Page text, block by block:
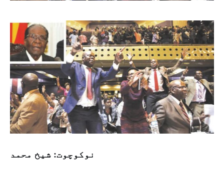
نوکوچوت: شیخ محمد